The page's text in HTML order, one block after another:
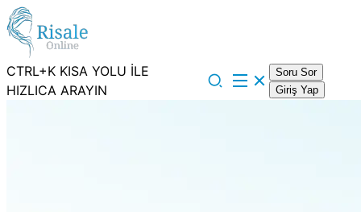
CTRL+K KISA YOLU İLE
HIZLICA ARAYIN
Soru Sor
Giriş Yap